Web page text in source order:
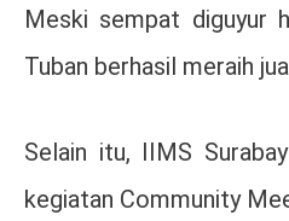
Meski sempat diguyur
Tuban berhasil meraih
Selain itu, IIMS
kegiatan Community